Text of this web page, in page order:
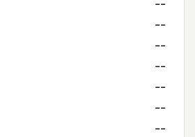
--
--
--
--
--
--
--